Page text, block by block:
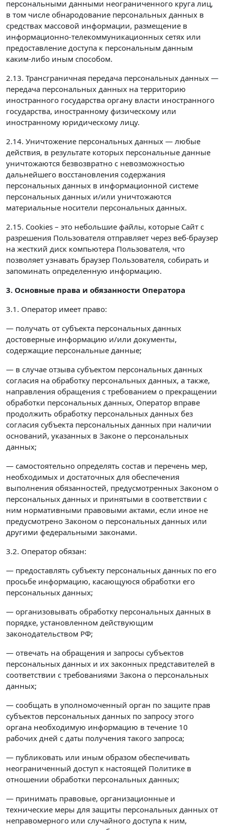
персональными данными неограниченного круга лиц,
в том числе обнародование персональных данных в
средствах массовой информации, размещение в
информационно-телекоммуникационных сетях или
предоставление доступа к персональным данным
каким-либо иным способом.
2.13. Трансграничная передача персональных данных —
передача персональных данных на территорию
иностранного государства органу власти иностранного
государства, иностранному физическому или
иностранному юридическому лицу.
2.14. Уничтожение персональных данных — любые
действия, в результате которых персональные данные
уничтожаются безвозвратно с невозможностью
дальнейшего восстановления содержания
персональных данных в информационной системе
персональных данных и/или уничтожаются
материальные носители персональных данных.
2.15. Cookies – это небольшие файлы, которые Сайт с
разрешения Пользователя отправляет через веб-браузер
на жесткий диск компьютера Пользователя, что
позволяет узнавать браузер Пользователя, собирать и
запоминать определенную информацию.
3. Основные права и обязанности Оператора
3.1. Оператор имеет право:
— получать от субъекта персональных данных
достоверные информацию и/или документы,
содержащие персональные данные;
— в случае отзыва субъектом персональных данных
согласия на обработку персональных данных, а также,
направления обращения с требованием о прекращении
обработки персональных данных, Оператор вправе
продолжить обработку персональных данных без
согласия субъекта персональных данных при наличии
оснований, указанных в Законе о персональных
данных;
— самостоятельно определять состав и перечень мер,
необходимых и достаточных для обеспечения
выполнения обязанностей, предусмотренных Законом о
персональных данных и принятыми в соответствии с
ним нормативными правовыми актами, если иное не
предусмотрено Законом о персональных данных или
другими федеральными законами.
3.2. Оператор обязан:
— предоставлять субъекту персональных данных по его
просьбе информацию, касающуюся обработки его
персональных данных;
— организовывать обработку персональных данных в
порядке, установленном действующим
законодательством РФ;
— отвечать на обращения и запросы субъектов
персональных данных и их законных представителей в
соответствии с требованиями Закона о персональных
данных;
— сообщать в уполномоченный орган по защите прав
субъектов персональных данных по запросу этого
органа необходимую информацию в течение 10
рабочих дней с даты получения такого запроса;
— публиковать или иным образом обеспечивать
неограниченный доступ к настоящей Политике в
отношении обработки персональных данных;
— принимать правовые, организационные и
технические меры для защиты персональных данных от
неправомерного или случайного доступа к ним,